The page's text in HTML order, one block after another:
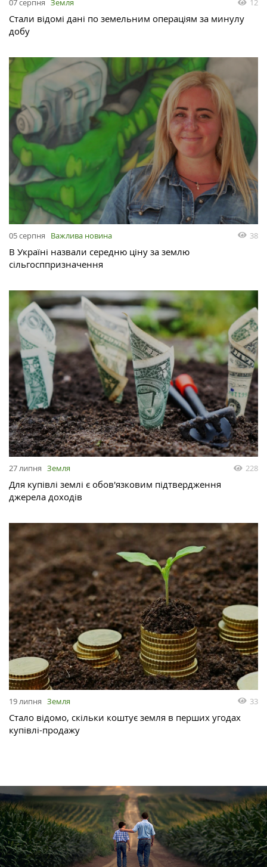
07 серпня Земля 12
Стали відомі дані по земельним операціям за минулу
добу
05 серпня Важлива новина 38
В Україні назвали середню ціну за землю
сільгосппризначення
27 липня Земля 228
Для купівлі землі є обов'язковим підтвердження
джерела доходів
19 липня Земля 33
Стало відомо, скільки коштує земля в перших угодах
купівлі-продажу